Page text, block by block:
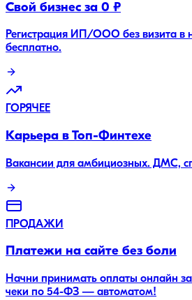
Свой бизнес за 0 ₽
Регистрация ИП/ООО без визита в
бесплатно.
ГОРЯЧЕЕ
Карьера в Топ-Финтехе
Вакансии для амбициозных. ДМС,
ПРОДАЖИ
Платежи на сайте без боли
Начни принимать оплаты онлайн
чеки по 54-ФЗ — автоматом!